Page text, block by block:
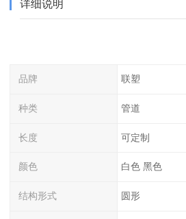
详细说明
品牌 联塑
种类 管道
长度 可定制
颜色 白色 黑色
结构形式 圆形